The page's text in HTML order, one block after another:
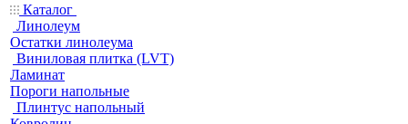
Каталог
Линолеум
Остатки линолеума
Виниловая плитка (LVT)
Ламинат
Пороги напольные
Плинтус напольный